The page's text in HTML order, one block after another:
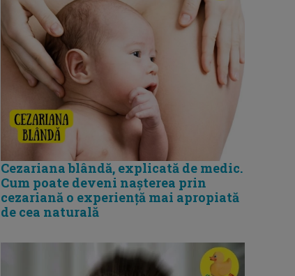
Cezariana blândă, explicată de medic.
Cum poate deveni nașterea prin
cezariană o experiență mai apropiată
de cea naturală